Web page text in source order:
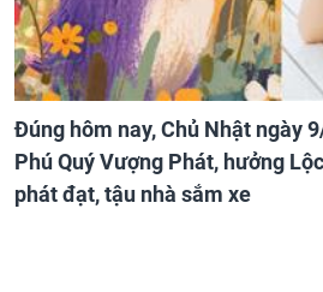
Đúng hôm nay, Chủ Nhật ngày
Phú Quý Vượng Phát, hưởng
phát đạt, tậu nhà sắm xe